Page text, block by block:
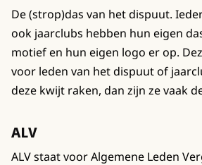
De (strop)das van het dispuut.
ook jaarclubs hebben hun eigen
motief en hun eigen logo er op.
voor leden van het dispuut of
deze kwijt raken, dan zijn ze vaak
ALV
ALV staat voor Algemene Leden